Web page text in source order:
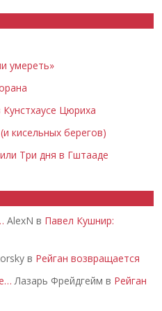
умереть»
Цюриха
кисельных берегов)
Три дня в Гштааде
AlexN в Павел Кушнир:
в Рейган возвращается
Лазарь Фрейдгейм в Рейган